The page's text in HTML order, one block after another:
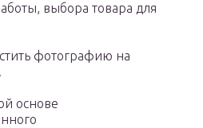
выбора товара для
фотографию на
основе